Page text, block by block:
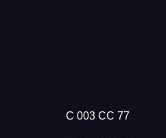
С 003 СС 77